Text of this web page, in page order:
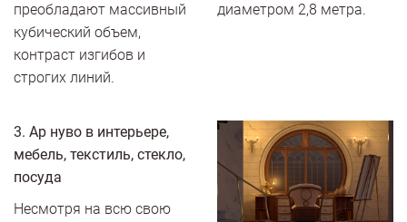
преобладают массивный
кубический объем,
контраст изгибов и
строгих линий.
диаметром 2,8 метра.
3. Ар нуво в интерьере,
мебель, текстиль, стекло,
посуда
Несмотря на всю свою